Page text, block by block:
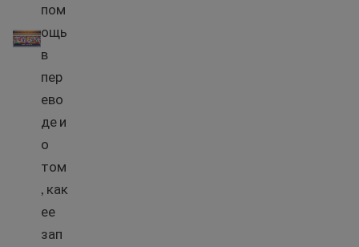
пом
ощь
в
пер
ево
де и
о
том
, как
ее
зап